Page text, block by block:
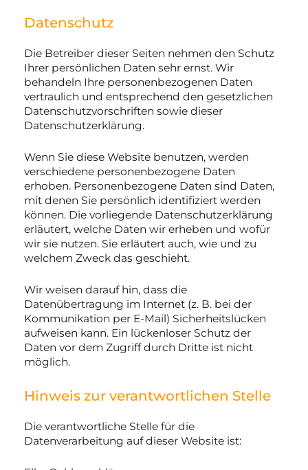
Datenschutz
Die Betreiber dieser Seiten nehmen den Schutz
Ihrer persönlichen Daten sehr ernst. Wir
behandeln Ihre personenbezogenen Daten
vertraulich und entsprechend den gesetzlichen
Datenschutzvorschriften sowie dieser
Datenschutzerklärung.
Wenn Sie diese Website benutzen, werden
verschiedene personenbezogene Daten
erhoben. Personenbezogene Daten sind Daten,
mit denen Sie persönlich identifiziert werden
können. Die vorliegende Datenschutzerklärung
erläutert, welche Daten wir erheben und wofür
wir sie nutzen. Sie erläutert auch, wie und zu
welchem Zweck das geschieht.
Wir weisen darauf hin, dass die
Datenübertragung im Internet (z. B. bei der
Kommunikation per E-Mail) Sicherheitslücken
aufweisen kann. Ein lückenloser Schutz der
Daten vor dem Zugriff durch Dritte ist nicht
möglich.
Hinweis zur verantwortlichen Stelle
Die verantwortliche Stelle für die
Datenverarbeitung auf dieser Website ist: